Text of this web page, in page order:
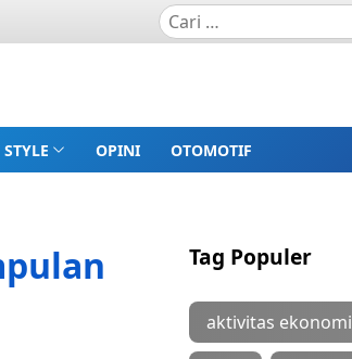
STYLE OPINI OTOMOTIF
Tag Populer
aktivitas ekonomi